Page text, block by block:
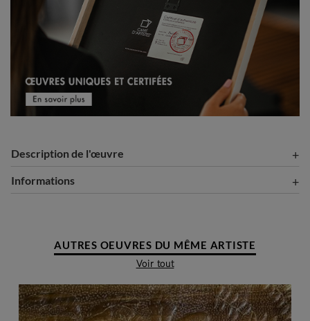
Description de l'œuvre
Informations
AUTRES OEUVRES DU MÊME ARTISTE
Voir tout